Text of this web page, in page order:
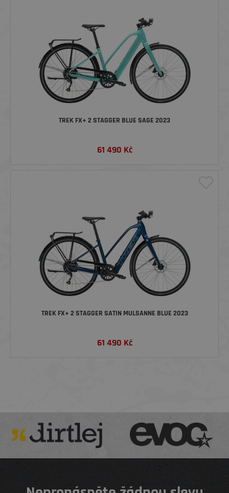
TREK FX+ 2 STAGGER BLUE SAGE 2023
61 490 Kč
TREK FX+ 2 STAGGER SATIN MULSANNE BLUE 2023
61 490 Kč